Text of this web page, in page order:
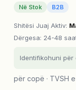
Në Stok B2B
Shitësi Juaj Aktiv:
Dërgesa: 24-48
Identifikohuni për
për copë · TVSH